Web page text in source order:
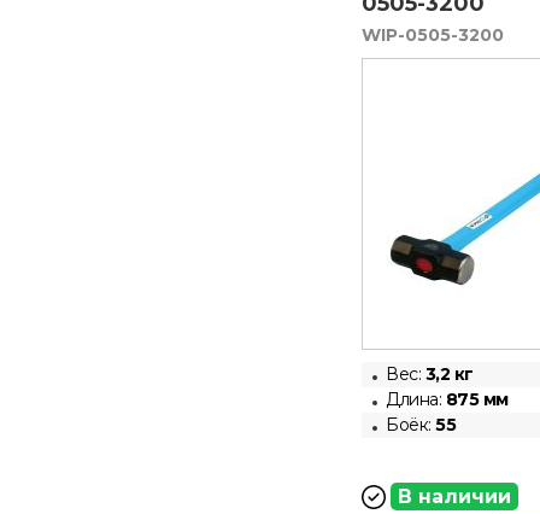
WIP-0505-3200
Вес: 3,2 кг
Длина: 875 мм
Боёк: 55
В наличии